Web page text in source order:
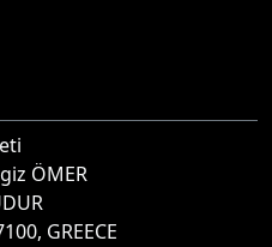
ÖMER
GREECE